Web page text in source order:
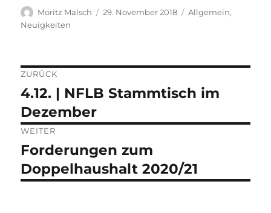
Autor
Moritz Malsch
Veröffentlicht
29. November 2018 Kategorien
Allgemein,
Neuigkeiten
Beitragsnavigation
ZURÜCK
Vorheriger
Beitrag:
4.12. | NFLB Stammtisch im
Dezember
WEITER
Nächster
Beitrag:
Forderungen zum
Doppelhaushalt 2020/21